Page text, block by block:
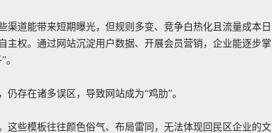
道能带来短期曝光，但规则多变、竞争白热化且流量成本日
权。通过网站沉淀用户数据、开展会员营销，企业能逐步掌
存在诸多误区，导致网站成为“鸡肋”。
这些模板往往颜色俗气、布局雷同，无法体现回民区企业的文